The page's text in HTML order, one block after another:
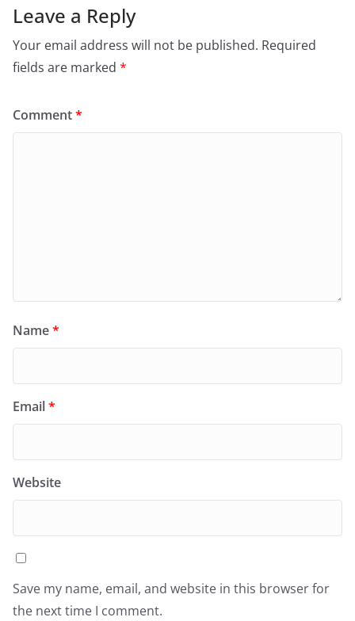
Leave a Reply
Your email address will not be published. Required
fields are marked *
Comment*
Name*
Email*
Website
Save my name, email, and website in this browser for
the next time I comment.